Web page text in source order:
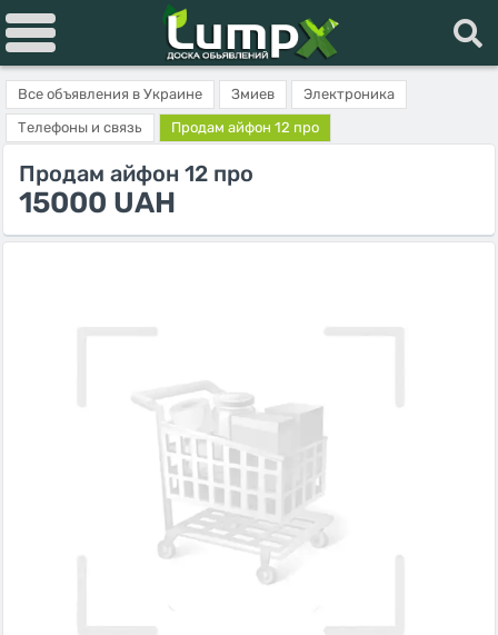
Все объявления в Украине Змиев
Электроника
Телефоны и связь
Продам айфон 12 про
Продам айфон 12 про
15000 UAH